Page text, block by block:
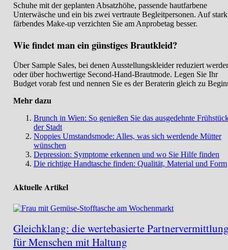
Schuhe mit der geplanten Absatzhöhe, passende hautfarbene
Unterwäsche und ein bis zwei vertraute Begleitpersonen. Auf stark
färbendes Make-up verzichten Sie am Anprobetag besser.
Wie findet man ein günstiges Brautkleid?
Über Sample Sales, bei denen Ausstellungskleider reduziert
oder über hochwertige Second-Hand-Brautmode. Legen Sie Ihr
Budget vorab fest und nennen Sie es der Beraterin gleich zu
Mehr dazu
Brunch in Wien: So genießen Sie das ausgedehnte
der Stadt
Noppies Umstandsmode: Alles, was sich werdende Mütter
wünschen
Depression: Symptome erkennen und wo Sie Hilfe finden
Die richtige Handtasche finden: Qualität, Material und Form
Aktuelle Artikel
Gleichklang: die wertebasierte
für Menschen mit Haltung